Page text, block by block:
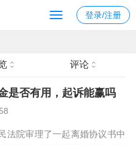
登录/注册
评论
是否有用，起诉能赢吗
法院审理了一起离婚协议书中